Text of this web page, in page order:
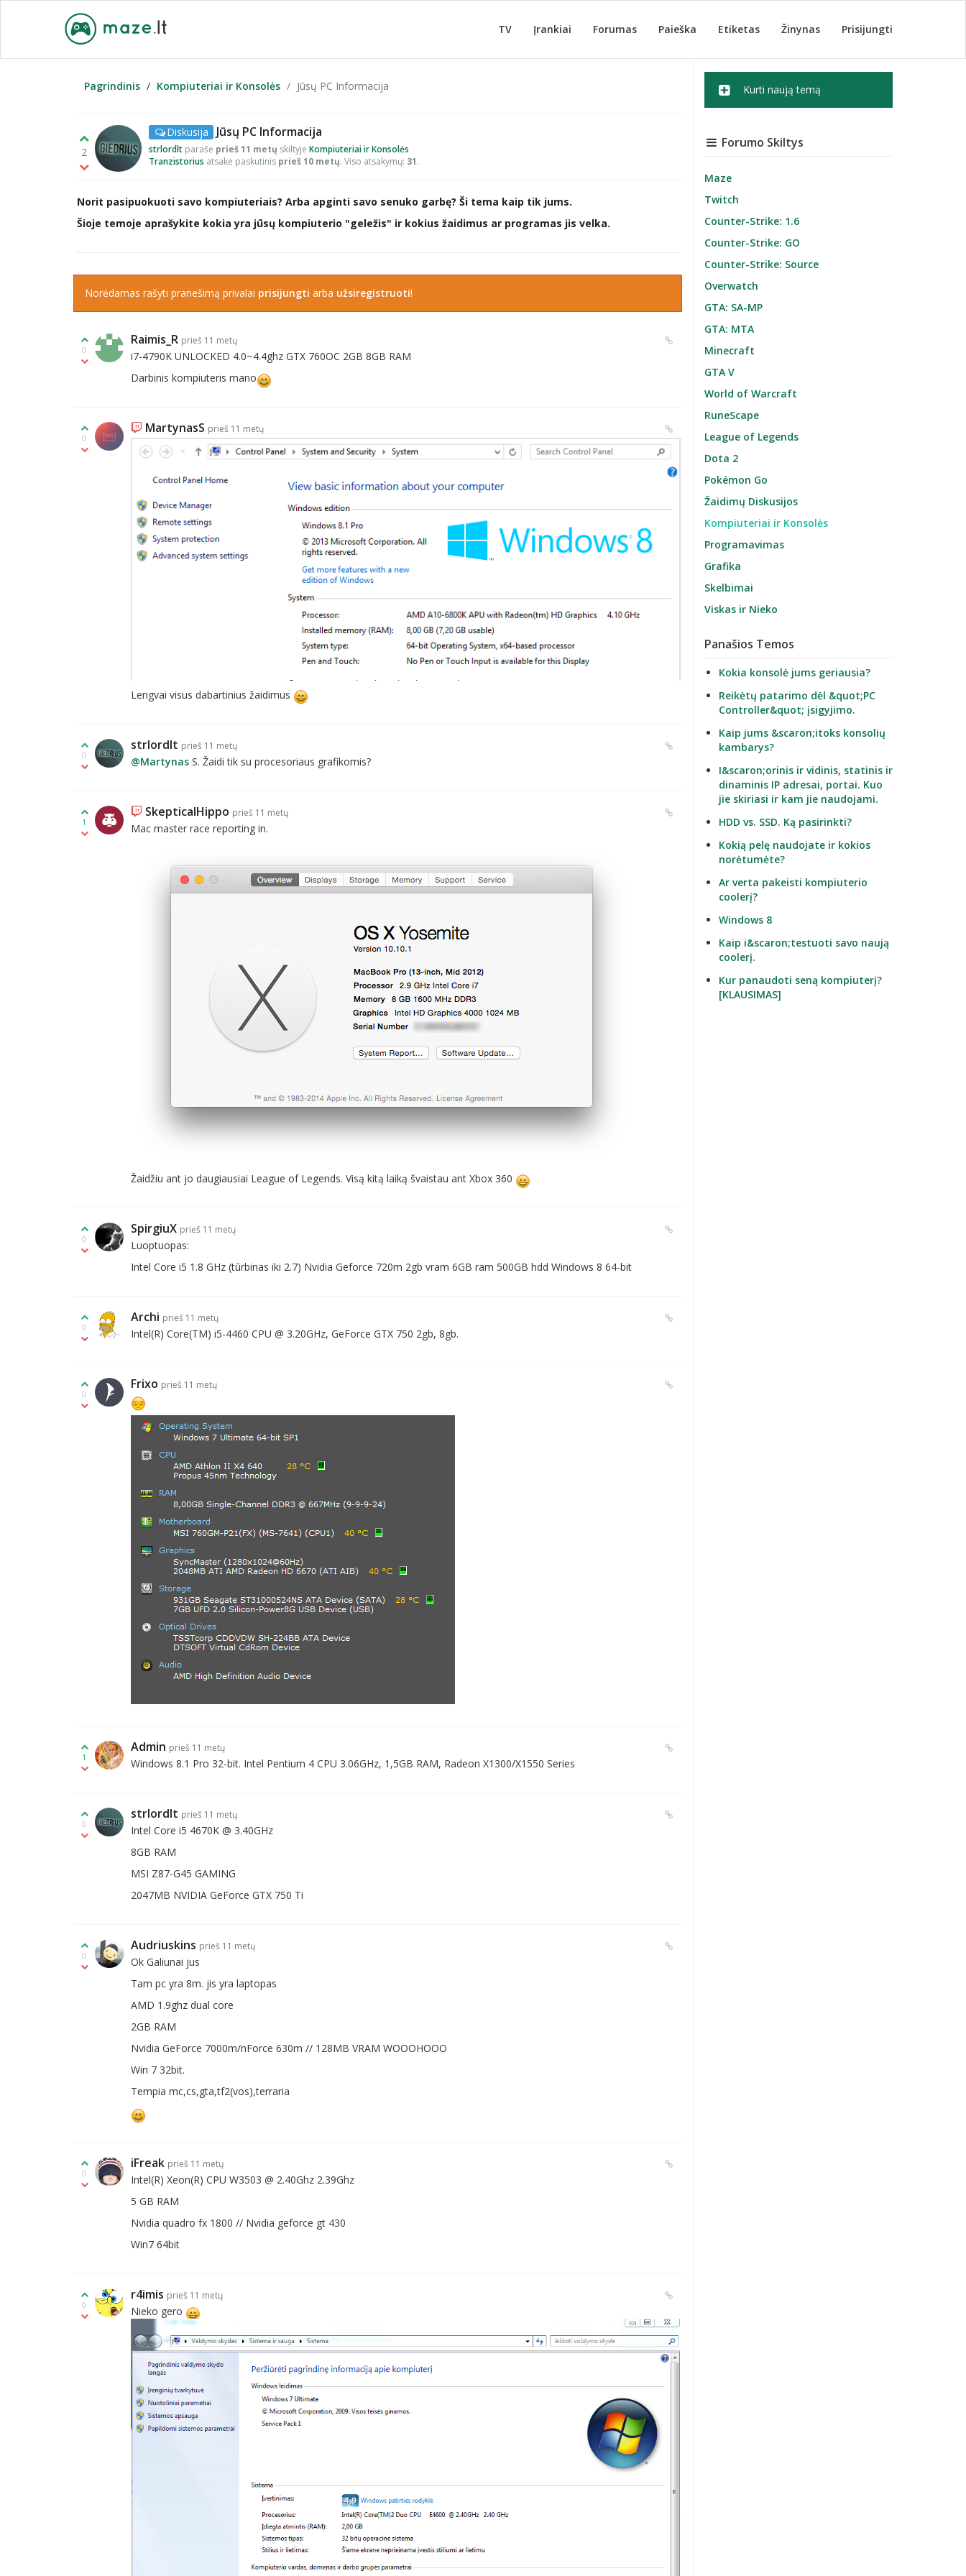
TV Įrankiai Forumas Paieška Etiketas Žinynas Prisijungti
Pagrindinis Kompiuteriai ir Konsolės Jūsų PC Informacija
2
Diskusija Jūsų PC Informacija
strlordlt parašė prieš 11 metų skiltyje Kompiuteriai ir Konsolės
Tranzistorius atsakė paskutinis prieš 10 metų. Viso atsakymų: 31.
Norit pasipuokuoti savo kompiuteriais? Arba apginti savo senuko garbę? Ši tema kaip tik jums.
Šioje temoje aprašykite kokia yra jūsų kompiuterio "geležis" ir kokius žaidimus ar programas jis velka.
Norėdamas rašyti pranešimą privalai prisijungti arba užsiregistruoti!
0
Raimis_R prieš 11 metų
i7-4790K UNLOCKED 4.0~4.4ghz GTX 760OC 2GB 8GB RAM
Darbinis kompiuteris mano
0
MartynasS prieš 11 metų
Lengvai visus dabartinius žaidimus
0
strlordlt prieš 11 metų
@Martynas S. Žaidi tik su procesoriaus grafikomis?
1
SkepticalHippo prieš 11 metų
Mac master race reporting in.
Žaidžiu ant jo daugiausiai League of Legends. Visą kitą laiką švaistau ant Xbox 360
0
SpirgiuX prieš 11 metų
Luoptuopas:
Intel Core i5 1.8 GHz (tūrbinas iki 2.7) Nvidia Geforce 720m 2gb vram 6GB ram 500GB hdd Windows 8 64-bit
0
Archi prieš 11 metų
Intel(R) Core(TM) i5-4460 CPU @ 3.20GHz, GeForce GTX 750 2gb, 8gb.
0
Frixo prieš 11 metų
1
Admin prieš 11 metų
Windows 8.1 Pro 32-bit. Intel Pentium 4 CPU 3.06GHz, 1,5GB RAM, Radeon X1300/X1550 Series
0
strlordlt prieš 11 metų
Intel Core i5 4670K @ 3.40GHz
8GB RAM
MSI Z87-G45 GAMING
2047MB NVIDIA GeForce GTX 750 Ti
0
Audriuskins prieš 11 metų
Ok Galiunai jus
Tam pc yra 8m. jis yra laptopas
AMD 1.9ghz dual core
2GB RAM
Nvidia GeForce 7000m/nForce 630m // 128MB VRAM WOOOHOOO
Win 7 32bit.
Tempia mc,cs,gta,tf2(vos),terraria
0
iFreak prieš 11 metų
Intel(R) Xeon(R) CPU W3503 @ 2.40Ghz 2.39Ghz
5 GB RAM
Nvidia quadro fx 1800 // Nvidia geforce gt 430
Win7 64bit
0
r4imis prieš 11 metų
Nieko gero
Kurti naują temą
Forumo Skiltys
Maze
Twitch
Counter-Strike: 1.6
Counter-Strike: GO
Counter-Strike: Source
Overwatch
GTA: SA-MP
GTA: MTA
Minecraft
GTA V
World of Warcraft
RuneScape
League of Legends
Dota 2
Pokémon Go
Žaidimų Diskusijos
Kompiuteriai ir Konsolės
Programavimas
Grafika
Skelbimai
Viskas ir Nieko
Panašios Temos
Kokia konsolė jums geriausia?
Reikėtų patarimo dėl &quot;PC
Controller&quot; įsigyjimo.
Kaip jums &scaron;itoks konsolių
kambarys?
I&scaron;orinis ir vidinis, statinis ir
dinaminis IP adresai, portai. Kuo
jie skiriasi ir kam jie naudojami.
HDD vs. SSD. Ką pasirinkti?
Kokią pelę naudojate ir kokios
norėtumėte?
Ar verta pakeisti kompiuterio
coolerį?
Windows 8
Kaip i&scaron;testuoti savo naują
coolerį.
Kur panaudoti seną kompiuterį?
[KLAUSIMAS]